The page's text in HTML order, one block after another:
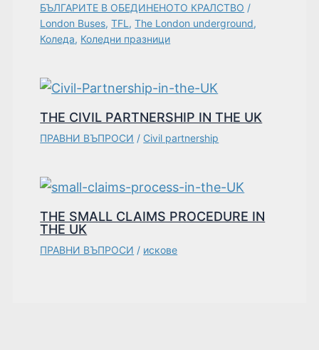
БЪЛГАРИТЕ В ОБЕДИНЕНОТО КРАЛСТВО /
London Buses,TFL ,The London underground,
Коледа, Коледни празници
THE CIVIL PARTNERSHIP IN THE UK
ПРАВНИ ВЪПРОСИ / Civil partnership
THE SMALL CLAIMS PROCEDURE IN
THE UK
ПРАВНИ ВЪПРОСИ / искове